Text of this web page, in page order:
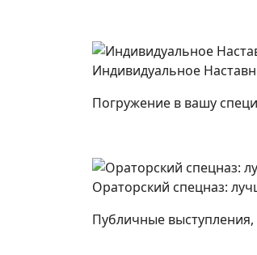
Индивидуальное
Погружение в вашу
Ораторский спецназ:
Публичные